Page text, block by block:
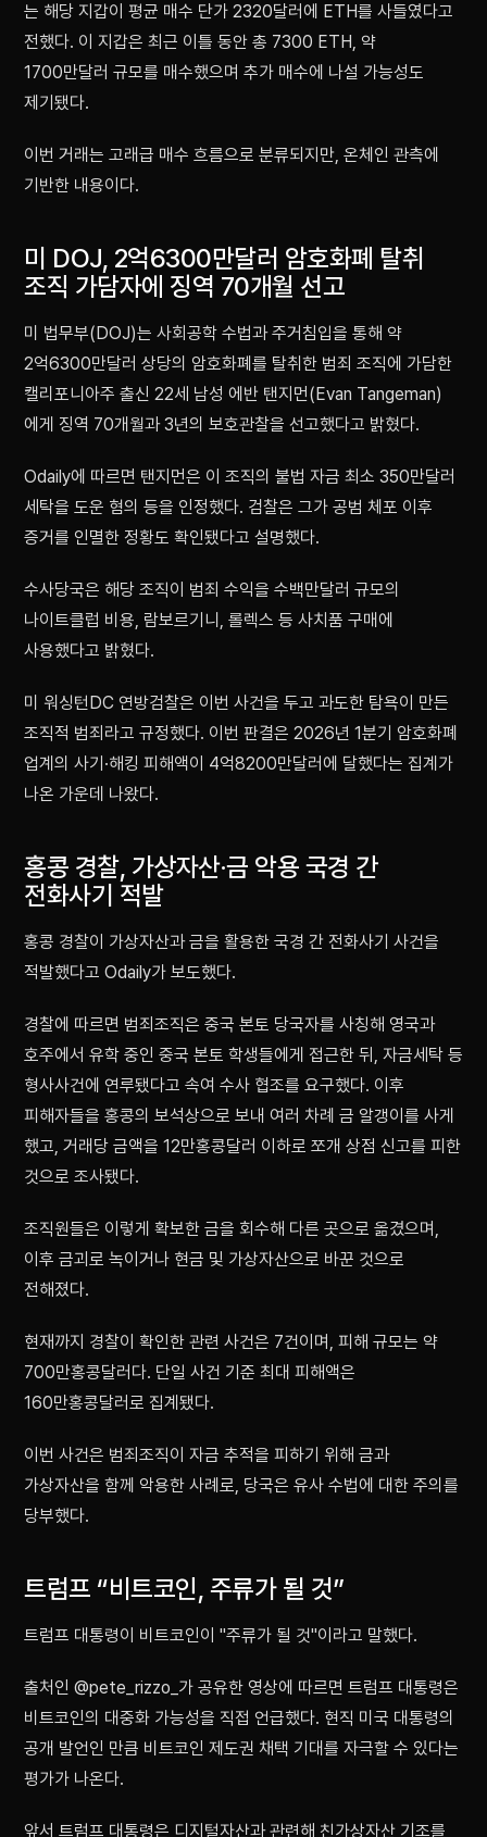
는 해당 지갑이 평균 매수 단가 2320달러에 ETH를 사들였다고
전했다. 이 지갑은 최근 이틀 동안 총 7300 ETH, 약
1700만달러 규모를 매수했으며 추가 매수에 나설 가능성도
제기됐다.
이번 거래는 고래급 매수 흐름으로 분류되지만, 온체인 관측에
기반한 내용이다.
미 DOJ, 2억6300만달러 암호화폐 탈취
조직 가담자에 징역 70개월 선고
미 법무부(DOJ)는 사회공학 수법과 주거침입을 통해 약
2억6300만달러 상당의 암호화폐를 탈취한 범죄 조직에 가담한
캘리포니아주 출신 22세 남성 에반 탠지먼(Evan Tangeman)
에게 징역 70개월과 3년의 보호관찰을 선고했다고 밝혔다.
Odaily에 따르면 탠지먼은 이 조직의 불법 자금 최소 350만달러
세탁을 도운 혐의 등을 인정했다. 검찰은 그가 공범 체포 이후
증거를 인멸한 정황도 확인됐다고 설명했다.
수사당국은 해당 조직이 범죄 수익을 수백만달러 규모의
나이트클럽 비용, 람보르기니, 롤렉스 등 사치품 구매에
사용했다고 밝혔다.
미 워싱턴DC 연방검찰은 이번 사건을 두고 과도한 탐욕이 만든
조직적 범죄라고 규정했다. 이번 판결은 2026년 1분기 암호화폐
업계의 사기·해킹 피해액이 4억8200만달러에 달했다는 집계가
나온 가운데 나왔다.
홍콩 경찰, 가상자산·금 악용 국경 간
전화사기 적발
홍콩 경찰이 가상자산과 금을 활용한 국경 간 전화사기 사건을
적발했다고 Odaily가 보도했다.
경찰에 따르면 범죄조직은 중국 본토 당국자를 사칭해 영국과
호주에서 유학 중인 중국 본토 학생들에게 접근한 뒤, 자금세탁 등
형사사건에 연루됐다고 속여 수사 협조를 요구했다. 이후
피해자들을 홍콩의 보석상으로 보내 여러 차례 금 알갱이를 사게
했고, 거래당 금액을 12만홍콩달러 이하로 쪼개 상점 신고를 피한
것으로 조사됐다.
조직원들은 이렇게 확보한 금을 회수해 다른 곳으로 옮겼으며,
이후 금괴로 녹이거나 현금 및 가상자산으로 바꾼 것으로
전해졌다.
현재까지 경찰이 확인한 관련 사건은 7건이며, 피해 규모는 약
700만홍콩달러다. 단일 사건 기준 최대 피해액은
160만홍콩달러로 집계됐다.
이번 사건은 범죄조직이 자금 추적을 피하기 위해 금과
가상자산을 함께 악용한 사례로, 당국은 유사 수법에 대한 주의를
당부했다.
트럼프 “비트코인, 주류가 될 것”
트럼프 대통령이 비트코인이 "주류가 될 것"이라고 말했다.
출처인 @pete_rizzo_가 공유한 영상에 따르면 트럼프 대통령은
비트코인의 대중화 가능성을 직접 언급했다. 현직 미국 대통령의
공개 발언인 만큼 비트코인 제도권 채택 기대를 자극할 수 있다는
평가가 나온다.
앞서 트럼프 대통령은 디지털자산과 관련해 친가상자산 기조를